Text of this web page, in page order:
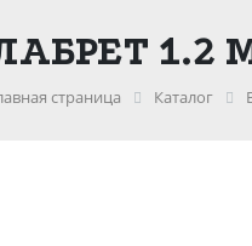
1.2
страница Каталог